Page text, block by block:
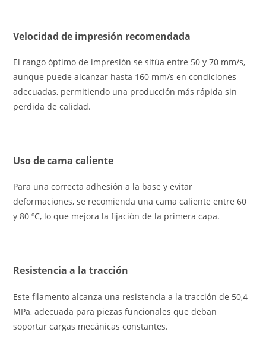
Velocidad de impresión recomendada
El rango óptimo de impresión se sitúa entre 50 y 70 mm/s,
aunque puede alcanzar hasta 160 mm/s en condiciones
adecuadas, permitiendo una producción más rápida sin
perdida de calidad.
Uso de cama caliente
Para una correcta adhesión a la base y evitar
deformaciones, se recomienda una cama caliente entre 60
y 80 ºC, lo que mejora la fijación de la primera capa.
Resistencia a la tracción
Este filamento alcanza una resistencia a la tracción de 50,4
MPa, adecuada para piezas funcionales que deban
soportar cargas mecánicas constantes.